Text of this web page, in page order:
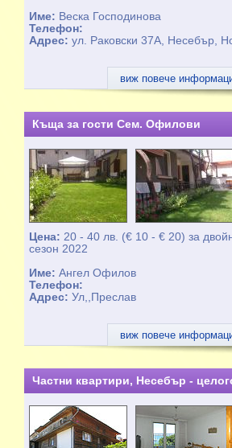
Име: Веска Господинова
Телефон:
Адрес:ул. Раковски 37А, Несебър,
виж повече
Къща за гости Сем. Офилови
Цена: 20 - 40 лв. (€ 10 - € 20) за
сезон 2022
Име:Ангел Офилов
Телефон:
Адрес:Ул,,Преслав
виж повече
Частни квартири, Несебър -